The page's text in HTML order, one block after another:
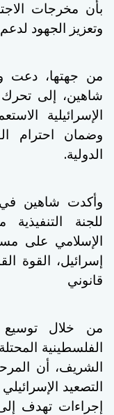
بأن مخرجات
وتعزيز الجهود
من جهتها، دعت
شاهين، إلى
الإسرائيلية
وضمان احترام
الدولية.
وأكدت شاهين في
للجنة
الإسلامي على
إسرائيل، القوة
قانوني
من خلال توسيع
الفلسطينية
الشريف، أن
التصعيد
إجراءات تهدف